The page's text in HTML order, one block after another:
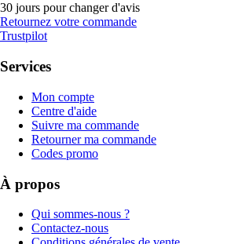
30 jours pour changer d'avis
Retournez votre commande
Trustpilot
Services
Mon compte
Centre d'aide
Suivre ma commande
Retourner ma commande
Codes promo
À propos
Qui sommes-nous ?
Contactez-nous